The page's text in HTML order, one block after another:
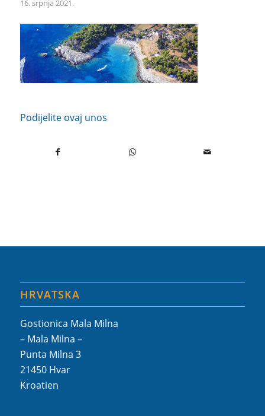
16. srpnja 2021.
Podijelite ovaj unos
HRVATSKA
Gostionica Mala Milna
– Mala Milna –
Punta Milna 3
21450 Hvar
Kroatien